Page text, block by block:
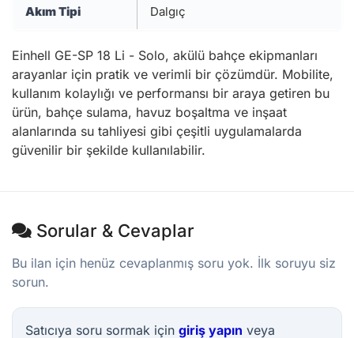
Akım Tipi Dalgıç
Einhell GE-SP 18 Li - Solo, akülü bahçe ekipmanları
arayanlar için pratik ve verimli bir çözümdür. Mobilite,
kullanım kolaylığı ve performansı bir araya getiren bu
ürün, bahçe sulama, havuz boşaltma ve inşaat
alanlarında su tahliyesi gibi çeşitli uygulamalarda
güvenilir bir şekilde kullanılabilir.
Sorular & Cevaplar
Bu ilan için henüz cevaplanmış soru yok. İlk soruyu siz
sorun.
Satıcıya soru sormak için giriş yapın veya